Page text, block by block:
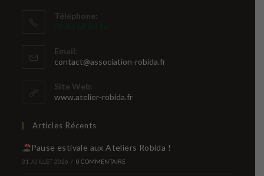
Téléphone:
02 43 68 80 16
Email:
contact@association-robida.frS’ouvre
Site Web:
www.atelier-robida.fr
Articles Récents
Pause estivale aux Ateliers Robida !
31 JUILLET 2026 / 0 COMMENTAIRE